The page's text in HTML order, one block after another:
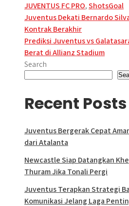
JUVENTUS FC PRO,ShotsGoal
Post
navigation
Juventus Dekati Bernardo
Kontrak Berakhir
Prediksi Juventus vs
Berat di Allianz Stadium
Search
Recent Posts
Juventus Bergerak Cepat
dari Atalanta
Newcastle Siap Datangkan
Thuram Jika Tonali Pergi
Juventus Terapkan Strategi
Komunikasi Jelang Laga